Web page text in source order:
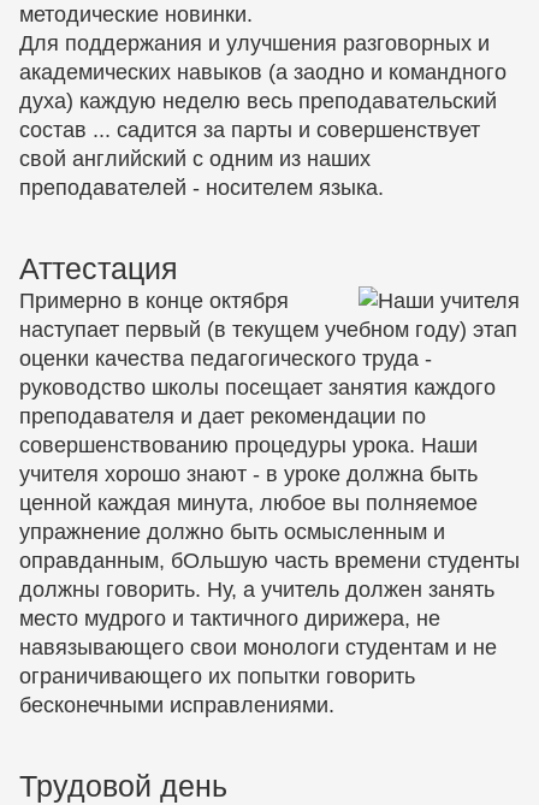
методические новинки.
Для поддержания и улучшения разговорных и
академических навыков (а заодно и командного
духа) каждую неделю весь преподавательский
состав ... садится за парты и совершенствует
свой английский с одним из наших
преподавателей - носителем языка.
Аттестация
Примерно в конце октября
наступает первый (в текущем учебном году) этап
оценки качества педагогического труда -
руководство школы посещает занятия каждого
преподавателя и дает рекомендации по
совершенствованию процедуры урока. Наши
учителя хорошо знают - в уроке должна быть
ценной каждая минута, любое вы полняемое
упражнение должно быть осмысленным и
оправданным, бОльшую часть времени студенты
должны говорить. Ну, а учитель должен занять
место мудрого и тактичного дирижера, не
навязывающего свои монологи студентам и не
ограничивающего их попытки говорить
бесконечными исправлениями.
Трудовой день